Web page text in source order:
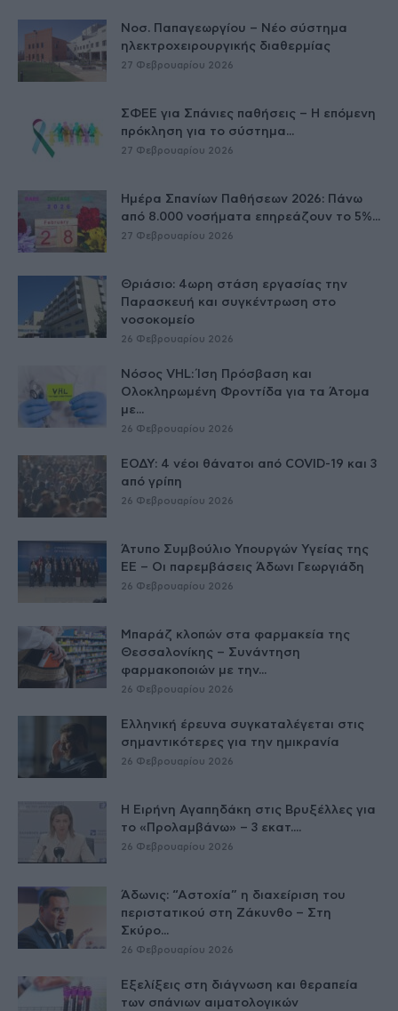
Νοσ. Παπαγεωργίου – Νέο σύστημα
ηλεκτροχειρουργικής διαθερμίας
27 Φεβρουαρίου 2026
ΣΦΕΕ για Σπάνιες παθήσεις – Η επόμενη
πρόκληση για το σύστημα...
27 Φεβρουαρίου 2026
Ημέρα Σπανίων Παθήσεων 2026: Πάνω
από 8.000 νοσήματα επηρεάζουν το 5%...
27 Φεβρουαρίου 2026
Θριάσιο: 4ωρη στάση εργασίας την
Παρασκευή και συγκέντρωση στο
νοσοκομείο
26 Φεβρουαρίου 2026
Νόσος VHL: Ίση Πρόσβαση και
Ολοκληρωμένη Φροντίδα για τα Άτομα
με...
26 Φεβρουαρίου 2026
ΕΟΔΥ: 4 νέοι θάνατοι από COVID-19 και 3
από γρίπη
26 Φεβρουαρίου 2026
Άτυπο Συμβούλιο Υπουργών Υγείας της
ΕE – Οι παρεμβάσεις Άδωνι Γεωργιάδη
26 Φεβρουαρίου 2026
Μπαράζ κλοπών στα φαρμακεία της
Θεσσαλονίκης – Συνάντηση
φαρμακοποιών με την...
26 Φεβρουαρίου 2026
Ελληνική έρευνα συγκαταλέγεται στις
σημαντικότερες για την ημικρανία
26 Φεβρουαρίου 2026
Η Ειρήνη Αγαπηδάκη στις Βρυξέλλες για
το «Προλαμβάνω» – 3 εκατ....
26 Φεβρουαρίου 2026
Άδωνις: “Αστοχία” η διαχείριση του
περιστατικού στη Ζάκυνθο – Στη
Σκύρο...
26 Φεβρουαρίου 2026
Εξελίξεις στη διάγνωση και θεραπεία
των σπάνιων αιματολογικών